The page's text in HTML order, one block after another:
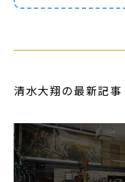
清水大翔の最新記事